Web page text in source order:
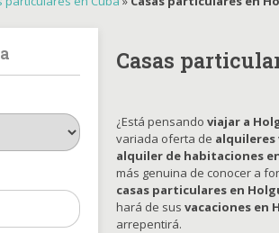
Casas
¿Está pensando viajar a
variada oferta de alquileres
alquiler de habitaciones
más genuina de conocer a
casas particulares en
hará de sus vacaciones en
arrepentirá.